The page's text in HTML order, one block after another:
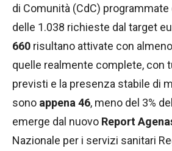
di Comunità (CdC) programmate
delle 1.038 richieste dal target
660 risultano attivate con
quelle realmente complete, con
previsti e la presenza stabile di
sono appena 46, meno del 3%
emerge dal nuovo Report
Nazionale per i servizi sanitari